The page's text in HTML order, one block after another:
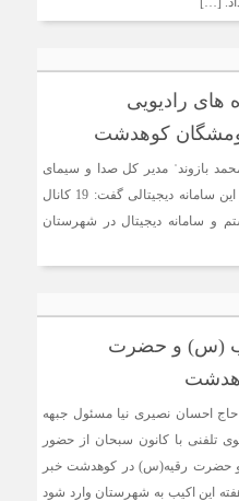
های رادیویی
کوهدشت
بازوندˈ مدیر کل صدا و سیمای
مرکز لرستان در آیین بهره بر داری از این سامانه دیجیتالی گفت: 19 کانال
با سیستم و سامانه دیجیتال در شهرستان
(س) و حضرت
احسان نصیری نیا مسئول جبهه
تلفنی با کانون سبحان از حضور
حضرت رقیه(س) در کوهدشت خبر
هفته این اکیب به شهرستان وارد شود